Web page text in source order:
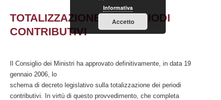
TOTALIZZAZIONE DEI PERIODI
CONTRIBUTIVI
Il Consiglio dei Ministri ha approvato definitivamente, in data 19
gennaio 2006, lo
schema di decreto legislativo sulla totalizzazione dei periodi
contributivi. In virtù di questo provvedimento, che completa
Informativa
Accetto